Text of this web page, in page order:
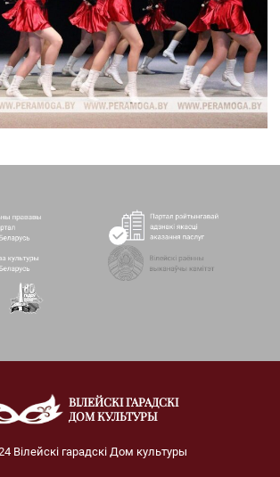
ВІЛЕЙСКІ ГАРАДСКІ
ДОМ КУЛЬТУРЫ
Вілейскі гарадскі Дом культуры